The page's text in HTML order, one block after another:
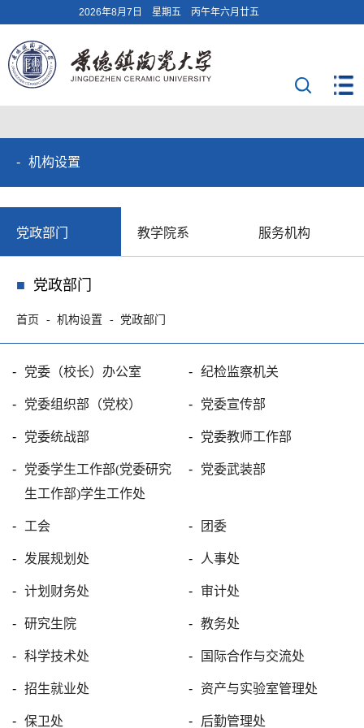
2026年8月7日 星期五 丙午年六月廿五
机构设置
党政部门 教学院系 服务机构
党政部门
首页 机构设置 党政部门
党委（校长）办公室 纪检监察机关
党委组织部（党校） 党委宣传部
党委统战部 党委教师工作部
党委学生工作部(党委研究
生工作部)学生工作处
党委武装部
工会 团委
发展规划处 人事处
计划财务处 审计处
研究生院 教务处
科学技术处 国际合作与交流处
招生就业处 资产与实验室管理处
保卫处 后勤管理处